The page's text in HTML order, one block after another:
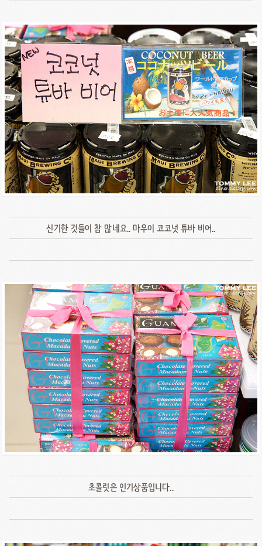
신기한 것들이 참 많네요.. 마우이 코코넛 튜바 비어..
초콜릿은 인기상품입니다..